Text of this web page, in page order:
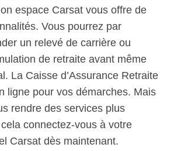
espace Carsat vous offre de
Vous pourrez par
un relevé de carrière ou
de retraite avant même
La Caisse d’Assurance Retraite
ligne pour vos démarches. Mais
rendre des services plus
connectez-vous à votre
Carsat dès maintenant.